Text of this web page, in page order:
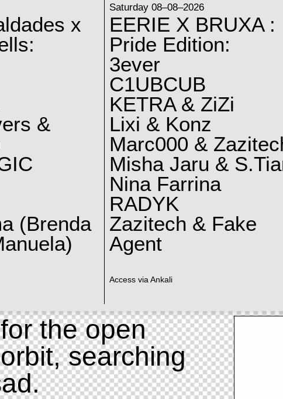
x
&
(Brenda
Saturday 08–08–2026
EERIE X BRUXA :
Pride Edition:
3ever
C1UBCUB
KETRA & ZiZi
Lixi & Konz
Marc000 &
Misha Jaru &
Nina Farrina
RADYK
Zazitech & Fake
Agent
Access via Ankali
the open
searching